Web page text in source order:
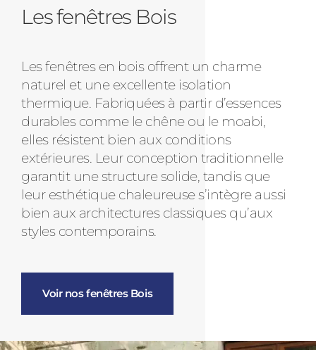
Les fenêtres Bois
Les fenêtres en bois offrent un charme
naturel et une excellente isolation
thermique. Fabriquées à partir d’essences
durables comme le chêne ou le moabi,
elles résistent bien aux conditions
extérieures. Leur conception traditionnelle
garantit une structure solide, tandis que
leur esthétique chaleureuse s’intègre aussi
bien aux architectures classiques qu’aux
styles contemporains.
Voir nos fenêtres Bois